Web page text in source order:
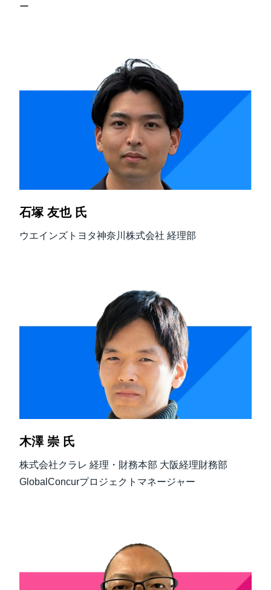
ー
石塚 友也 氏
ウエインズトヨタ神奈川株式会社 経理部
木澤 崇 氏
株式会社クラレ 経理・財務本部 大阪経理財務部
GlobalConcurプロジェクトマネージャー